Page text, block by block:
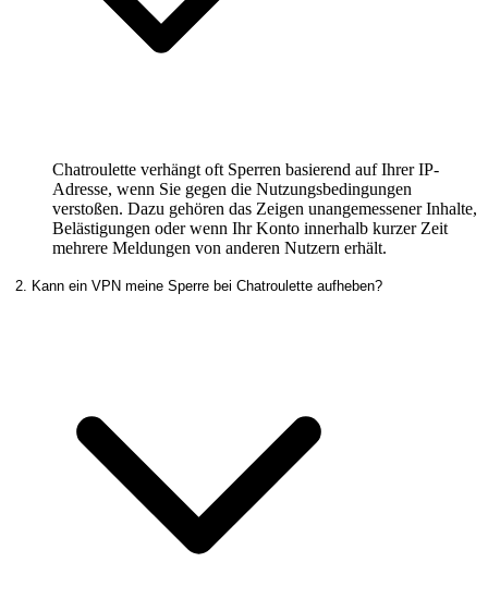
Chatroulette verhängt oft Sperren basierend auf Ihrer IP-
Adresse, wenn Sie gegen die Nutzungsbedingungen
verstoßen. Dazu gehören das Zeigen unangemessener Inhalte,
Belästigungen oder wenn Ihr Konto innerhalb kurzer Zeit
mehrere Meldungen von anderen Nutzern erhält.
2. Kann ein VPN meine Sperre bei Chatroulette aufheben?